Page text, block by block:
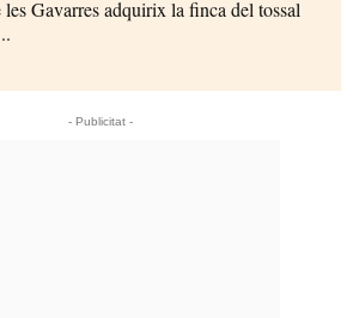
Gavarres adquirix la finca del tossal
- Publicitat -